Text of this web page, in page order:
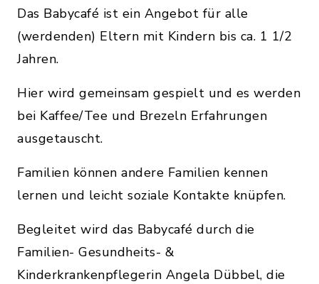
Das Babycafé ist ein Angebot für alle
(werdenden) Eltern mit Kindern bis ca. 1 1/2
Jahren.
Hier wird gemeinsam gespielt und es werden
bei Kaffee/Tee und Brezeln Erfahrungen
ausgetauscht.
Familien können andere Familien kennen
lernen und leicht soziale Kontakte knüpfen.
Begleitet wird das Babycafé durch die
Familien- Gesundheits- &
Kinderkrankenpflegerin Angela Dübbel, die